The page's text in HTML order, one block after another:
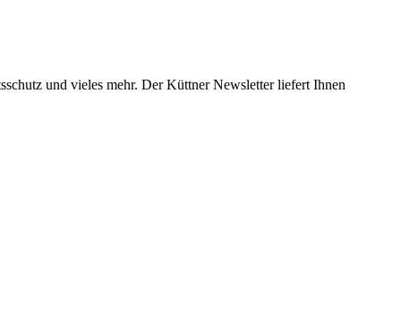
und vieles mehr. Der Küttner Newsletter liefert Ihnen